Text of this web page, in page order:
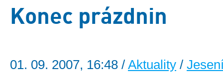
Konec prázdnin
01. 09. 2007, 16:48 / Aktuality /